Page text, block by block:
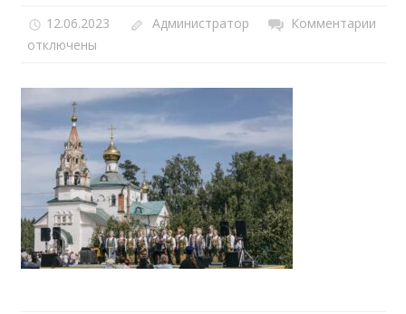
12.06.2023 Администратор Комментарии
отключены